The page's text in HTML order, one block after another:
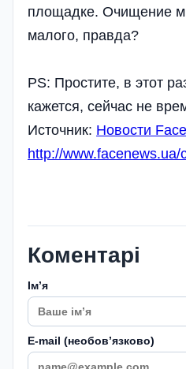
площадке. Очищение
малого, правда?
PS: Простите, в этот
кажется, сейчас не
Источник: Новости
http://
Коментарі
Імʼя
E-mail (необовʼязково)